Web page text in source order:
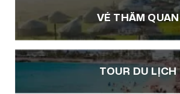
VÉ THĂM QUAN
TOUR DU LỊCH